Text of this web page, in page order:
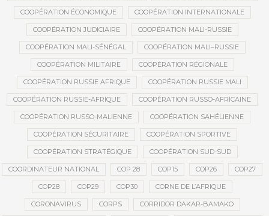
COOPÉRATION ÉCONOMIQUE COOPÉRATION INTERNATIONALE
COOPÉRATION JUDICIAIRE COOPÉRATION MALI-RUSSIE
COOPÉRATION MALI-SÉNÉGAL COOPÉRATION MALI–RUSSIE
COOPÉRATION MILITAIRE COOPÉRATION RÉGIONALE
COOPÉRATION RUSSIE AFRIQUE COOPÉRATION RUSSIE MALI
COOPÉRATION RUSSIE-AFRIQUE COOPÉRATION RUSSO-AFRICAINE
COOPÉRATION RUSSO-MALIENNE COOPÉRATION SAHÉLIENNE
COOPÉRATION SÉCURITAIRE COOPÉRATION SPORTIVE
COOPÉRATION STRATÉGIQUE COOPÉRATION SUD-SUD
COORDINATEUR NATIONAL COP 28 COP15 COP26 COP27
COP28 COP29 COP30 CORNE DE L’AFRIQUE
CORONAVIRUS CORPS CORRIDOR DAKAR-BAMAKO